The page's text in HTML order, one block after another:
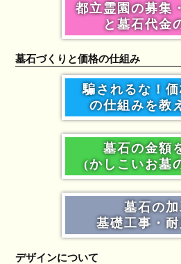
都立霊園の募集
と墓石代金
墓石づくりと価格の仕組み
騙されるな！
の仕組みを教
墓石の金額
(かしこいお墓
墓石の加
基礎工事・
デザインについて